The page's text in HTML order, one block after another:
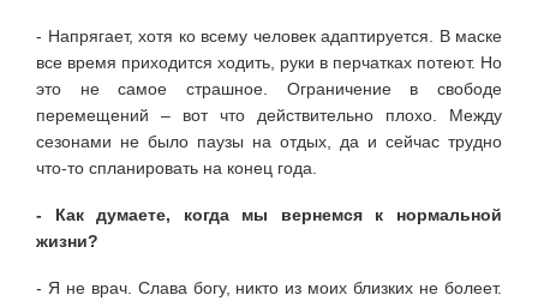
- Напрягает, хотя ко всему человек адаптируется. В маске
все время приходится ходить, руки в перчатках потеют. Но
это не самое страшное. Ограничение в свободе
перемещений – вот что действительно плохо. Между
сезонами не было паузы на отдых, да и сейчас трудно
что-то спланировать на конец года.
- Как думаете, когда мы вернемся к нормальной
жизни?
- Я не врач. Слава богу, никто из моих близких не болеет.